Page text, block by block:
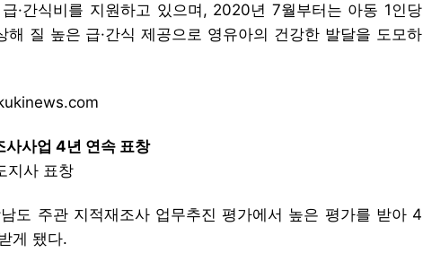
·간식비를 지원하고 있으며, 2020년 7월부터는 아동 1인당
해 질 높은 급·간식 제공으로 영유아의 건강한 발달을 도모하
사업 4년 연속 표창
지사 표창
도 주관 지적재조사 업무추진 평가에서 높은 평가를 받아 4
게 됐다.